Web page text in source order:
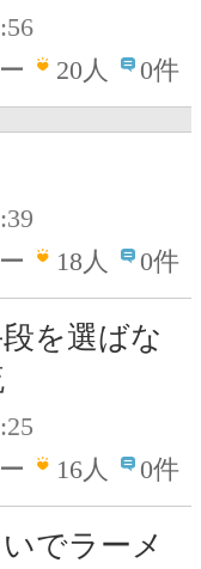
20人 0件
18人 0件
を選ばな
16人 0件
でラーメ